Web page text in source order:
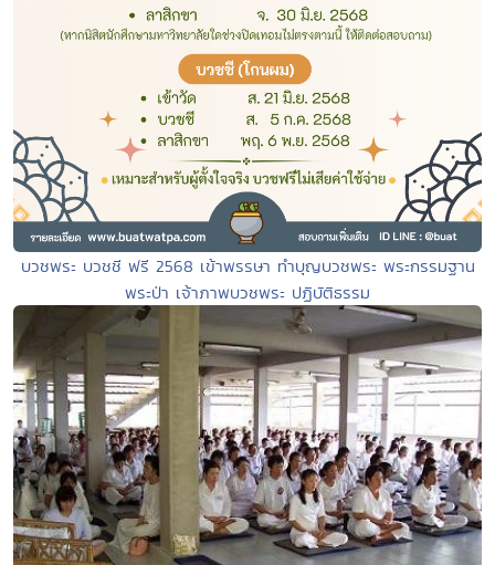
บวชพระ บวชชี ฟรี 2568 เข้าพรรษา ทำบุญบวชพระ พระกรรมฐาน
พระป่า เจ้าภาพบวชพระ ปฏิบัติธรรม